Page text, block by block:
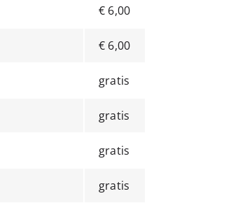
€ 6,00
€ 6,00
gratis
gratis
gratis
gratis